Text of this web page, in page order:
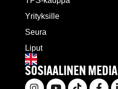
Yrityksille
Seura
Liput
SOSIAALINEN MEDIA